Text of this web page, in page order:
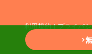
利用規約｜プライバ